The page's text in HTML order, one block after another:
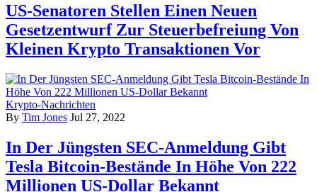
US-Senatoren Stellen Einen Neuen
Gesetzentwurf Zur Steuerbefreiung Von
Kleinen Krypto Transaktionen Vor
Krypto-Nachrichten
By Tim Jones Jul 27, 2022
In Der Jüngsten SEC-Anmeldung Gibt
Tesla Bitcoin-Bestände In Höhe Von 222
Millionen US-Dollar Bekannt